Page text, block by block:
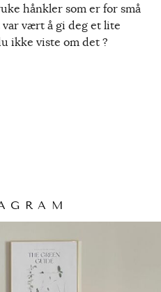
hånkler som er for små
vært å gi deg et lite
ikke viste om det ?
G R A M